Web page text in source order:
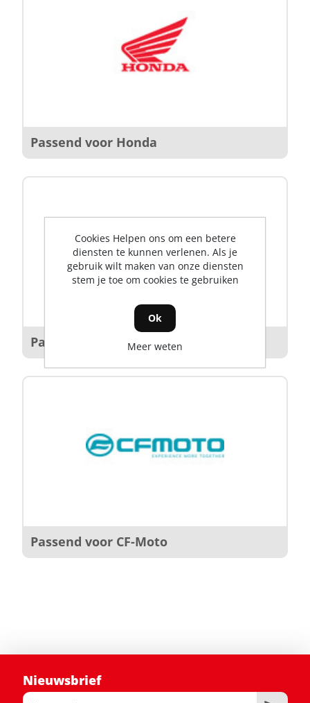
Passend voor Honda
Passend voor Polaris
Passend voor CF-Moto
Nieuwsbrief
Cookies Helpen ons om een betere
diensten te kunnen verlenen. Als je
gebruik wilt maken van onze diensten
stem je toe om cookies te gebruiken
Ok
Meer weten